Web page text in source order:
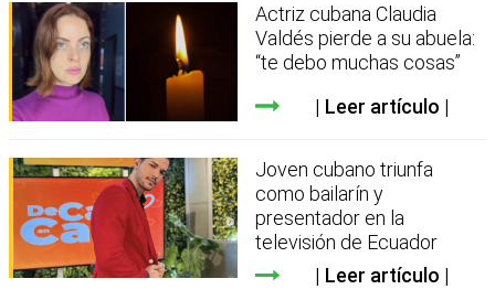
Actriz cubana Claudia
Valdés pierde a su abuela:
“te debo muchas cosas”
Leer artículo
Joven cubano triunfa
como bailarín y
presentador en la
televisión de Ecuador
Leer artículo